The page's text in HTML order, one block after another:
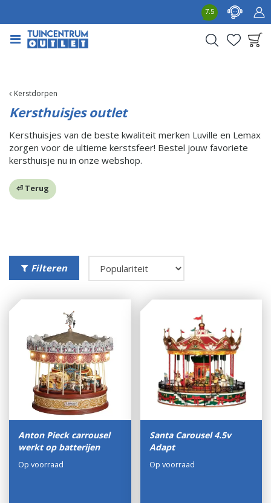
Kerstdorpen
7.5
Kersthuisjes outlet
Kersthuisjes van de beste kwaliteit merken Luville en Lemax
zorgen voor de ultieme kerstsfeer! Bestel jouw favoriete
kersthuisje nu in onze webshop.
⏎ Terug
Filteren
Anton Pieck carrousel
werkt op batterijen
Op voorraad
Santa Carousel 4.5v
Adapt
Op voorraad